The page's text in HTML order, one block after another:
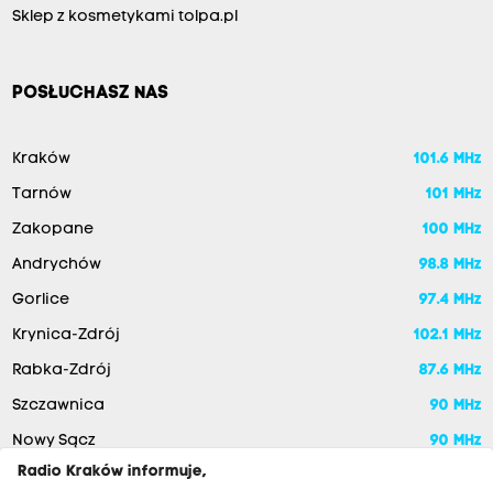
Sklep z kosmetykami tolpa.pl
POSŁUCHASZ NAS
Kraków 101.6 MHz
Tarnów 101 MHz
Zakopane 100 MHz
Andrychów 98.8 MHz
Gorlice 97.4 MHz
Krynica-Zdrój 102.1 MHz
Rabka-Zdrój 87.6 MHz
Szczawnica 90 MHz
Nowy Sącz
90 MHz
Radio Kraków informuje,